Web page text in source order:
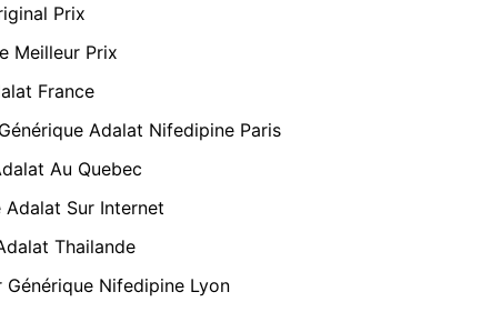
Prix
Meilleur Prix
France
Adalat Nifedipine Paris
Au Quebec
Adalat Sur Internet
Thailande
Générique Nifedipine Lyon